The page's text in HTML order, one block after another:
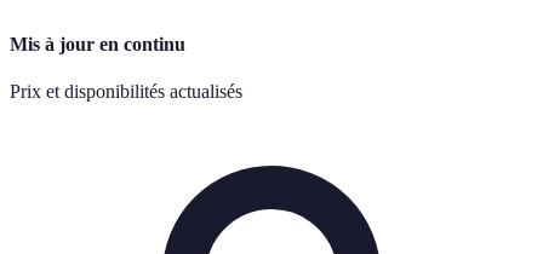
Mis à jour en continu
Prix et disponibilités actualisés